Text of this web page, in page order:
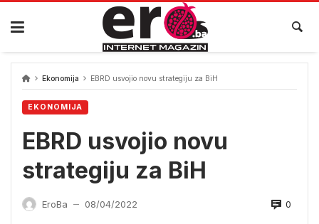
Skip
content
Ekonomija EBRD usvojio novu strategiju za BiH
EKONOMIJA
EBRD usvojio novu
strategiju za BiH
EroBa — 08/04/2022 0